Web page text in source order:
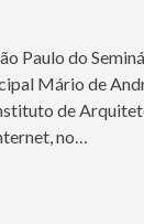
Paulo do
Mário de
de
no…